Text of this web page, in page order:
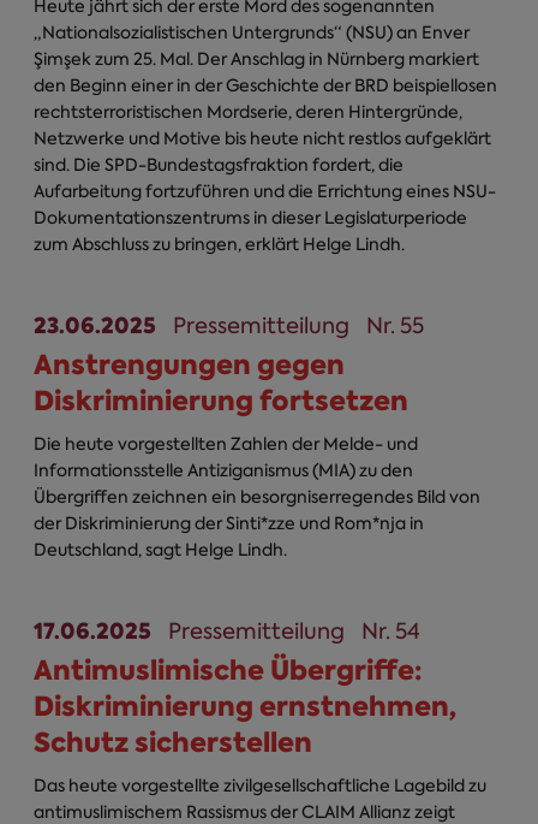
Heute jährt sich der erste Mord des sogenannten
„Nationalsozialistischen Untergrunds“ (NSU) an Enver
Şimşek zum 25. Mal. Der Anschlag in Nürnberg markiert
den Beginn einer in der Geschichte der BRD beispiellosen
rechtsterroristischen Mordserie, deren Hintergründe,
Netzwerke und Motive bis heute nicht restlos aufgeklärt
sind. Die SPD-Bundestagsfraktion fordert, die
Aufarbeitung fortzuführen und die Errichtung eines NSU-
Dokumentationszentrums in dieser Legislaturperiode
zum Abschluss zu bringen, erklärt Helge Lindh.
23.06.2025 Pressemitteilung Nr. 55
Anstrengungen gegen
Diskriminierung fortsetzen
Die heute vorgestellten Zahlen der Melde- und
Informationsstelle Antiziganismus (MIA) zu den
Übergriffen zeichnen ein besorgniserregendes Bild von
der Diskriminierung der Sinti*zze und Rom*nja in
Deutschland, sagt Helge Lindh.
17.06.2025 Pressemitteilung Nr. 54
Antimuslimische Übergriffe:
Diskriminierung ernstnehmen,
Schutz sicherstellen
Das heute vorgestellte zivilgesellschaftliche Lagebild zu
antimuslimischem Rassismus der CLAIM Allianz zeigt